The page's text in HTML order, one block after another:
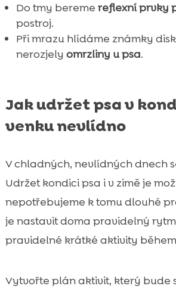
Do tmy bereme reflexní prvky
postroj.
Při mrazu hlídáme známky
nerozjely omrzliny u psa.
Jak udržet psa v
venku nevlídno
V chladných, nevlídných dnech
Udržet kondici psa i v zimě je
nepotřebujeme k tomu dlouhé
je nastavit doma pravidelný
pravidelné krátké aktivity
Vytvořte plán aktivit, který bude